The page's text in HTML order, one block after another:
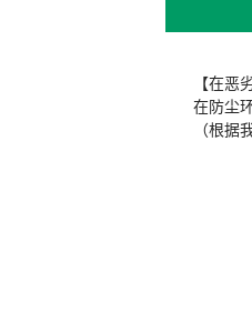
【在恶
在防尘
（根据